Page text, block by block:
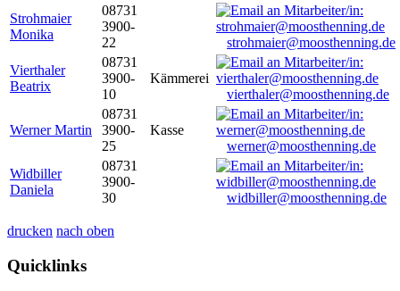
Strohmaier
Monika
08731
3900-
22
strohmaier@moosthenning.de
Vierthaler
Beatrix
08731
3900-
10
Kämmerei
vierthaler@moosthenning.de
Werner Martin
08731
3900-
25
Kasse
werner@moosthenning.de
Widbiller
Daniela
08731
3900-
30
widbiller@moosthenning.de
drucken nach oben
Quicklinks